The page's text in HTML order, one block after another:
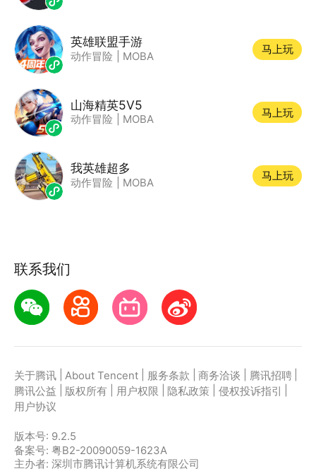
英雄联盟手游
动作冒险 MOBA
马上玩
山海精英5V5
动作冒险 MOBA
马上玩
我英雄超多
动作冒险 MOBA
马上玩
联系我们
关于腾讯 About Tencent 服务条款 商务洽谈 腾讯招聘
腾讯公益
版权所有 用户权限 隐私政策 侵权投诉指引
用户协议
版本号: 9.2.5
备案号: 粤B2-20090059-1623A
主办者: 深圳市腾讯计算机系统有限公司